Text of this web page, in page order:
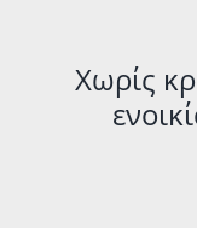
Χωρίς